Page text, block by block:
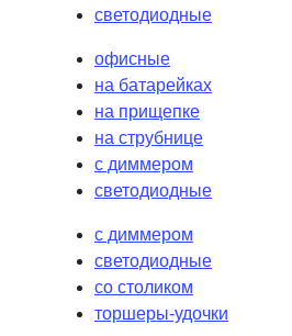
светодиодные
офисные
на батарейках
на прищепке
на струбнице
с диммером
светодиодные
с диммером
светодиодные
со столиком
торшеры-удочки